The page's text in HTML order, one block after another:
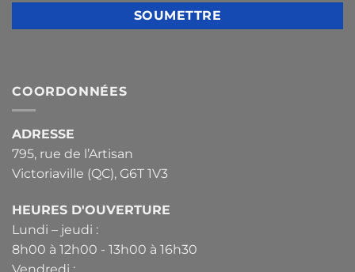
COORDONNÉES
ADRESSE
795, rue de l’Artisan
Victoriaville (QC), G6T 1V3
HEURES D'OUVERTURE
Lundi – jeudi :
8h00 à 12h00 - 13h00 à 16h30